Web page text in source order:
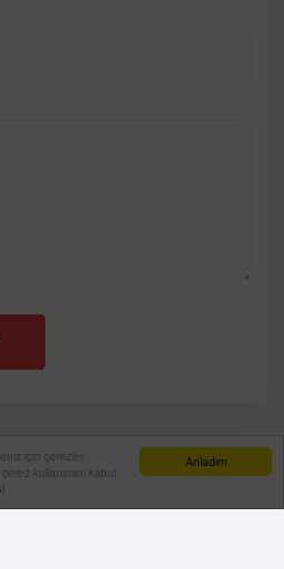
Anladım
için çerezler
kullanımını kabul